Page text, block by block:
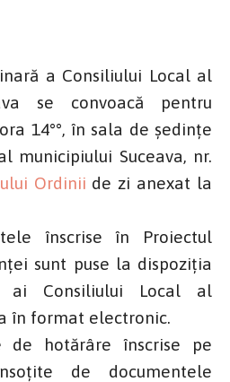
a Consiliului Local al
se convoacă pentru
14°°, în sala de şedinţe
municipiului Suceava, nr.
Ordinii de zi anexat la
înscrise în Proiectul
sunt puse la dispoziţia
ai Consiliului Local al
în format electronic.
de hotărâre înscrise pe
de documentele